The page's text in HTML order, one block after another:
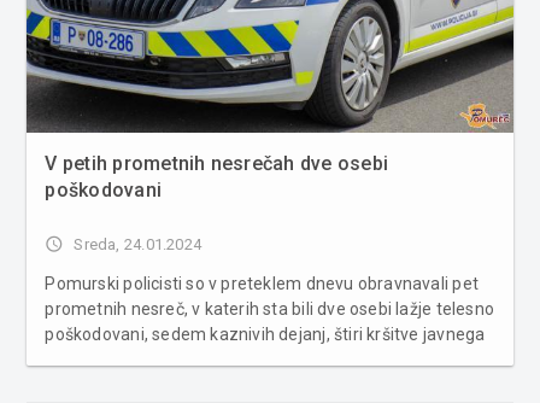
V petih prometnih nesrečah dve osebi
poškodovani
access_time Sreda, 24.01.2024
Pomurski policisti so v preteklem dnevu obravnavali pet
prometnih nesreč, v katerih sta bili dve osebi lažje telesno
poškodovani, sedem kaznivih dejanj, štiri kršitve javnega